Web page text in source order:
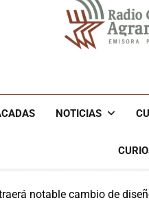
NOTICIAS
notable cambio de